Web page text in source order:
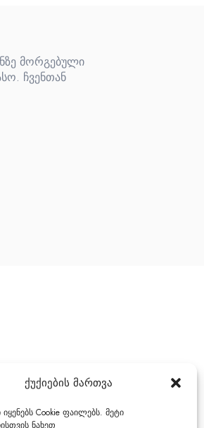
ქუქიების მართვა
Cookie ფაილებს. მეტი
ნახეთ
მორგებული
ჩვენთან